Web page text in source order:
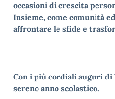
occasioni di crescita
Insieme, come comunità
affrontare le sfide e
Con i più cordiali auguri di
sereno anno scolastico.